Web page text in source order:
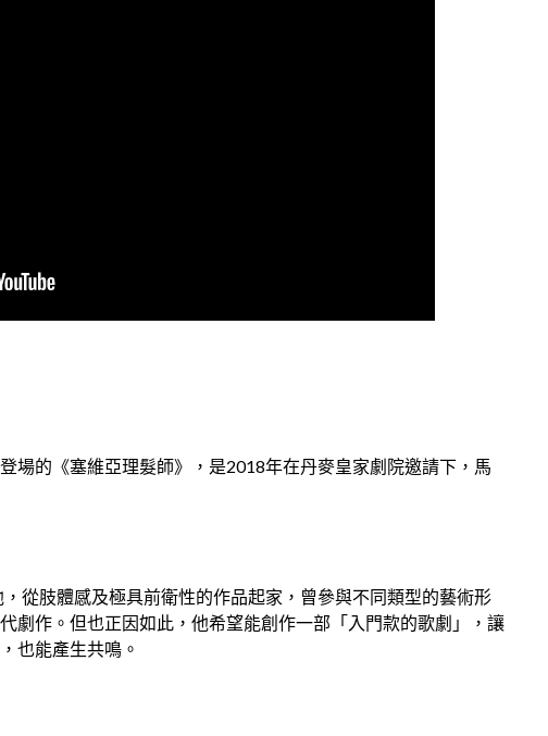
場的《塞維亞理髮師》，是2018年在丹麥皇家劇院邀請下，馬
從肢體感及極具前衛性的作品起家，曾參與不同類型的藝術形
劇作。但也正因如此，他希望能創作一部「入門款的歌劇」，讓
也能產生共鳴。